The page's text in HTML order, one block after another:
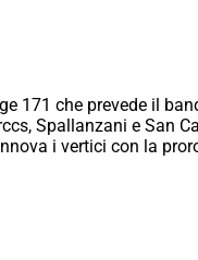
171 che prevede il
Spallanzani e San
i vertici con la